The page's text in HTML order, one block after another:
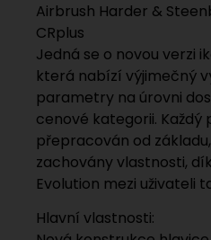
Airbrush Harder &
CRplus
Jedná se o novou verzi
která nabízí výjimečný
parametry na úrovni
cenové kategorii. Každý
přepracován od
zachovány vlastnosti,
Evolution mezi uživateli
Hlavní vlastnosti: